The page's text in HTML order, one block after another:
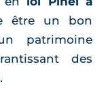
être un bon
patrimoine
des